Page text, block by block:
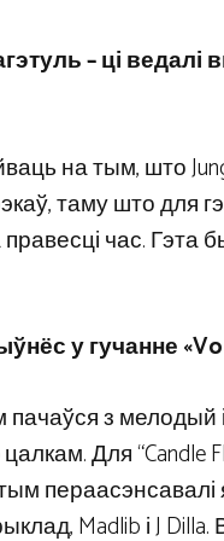
– ці ведалі
на тым, што
таму што для
час. Гэта
у гучанне
з мелодый
Для “Candle
пераасэнсавалі
Madlib і J